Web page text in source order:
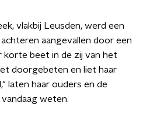
vlakbij Leusden, werd een
aangevallen door een
korte beet in de zij van het
doorgebeten en liet haar
laten haar ouders en de
weten.